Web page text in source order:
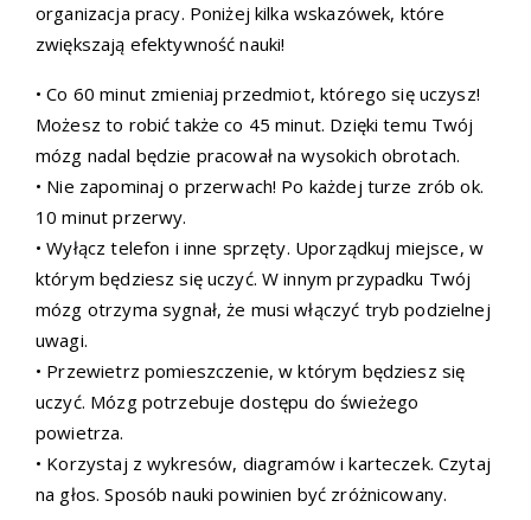
organizacja pracy. Poniżej kilka wskazówek, które
zwiększają efektywność nauki!
• Co 60 minut zmieniaj przedmiot, którego się uczysz!
Możesz to robić także co 45 minut. Dzięki temu Twój
mózg nadal będzie pracował na wysokich obrotach.
• Nie zapominaj o przerwach! Po każdej turze zrób ok.
10 minut przerwy.
• Wyłącz telefon i inne sprzęty. Uporządkuj miejsce, w
którym będziesz się uczyć. W innym przypadku Twój
mózg otrzyma sygnał, że musi włączyć tryb podzielnej
uwagi.
• Przewietrz pomieszczenie, w którym będziesz się
uczyć. Mózg potrzebuje dostępu do świeżego
powietrza.
• Korzystaj z wykresów, diagramów i karteczek. Czytaj
na głos. Sposób nauki powinien być zróżnicowany.